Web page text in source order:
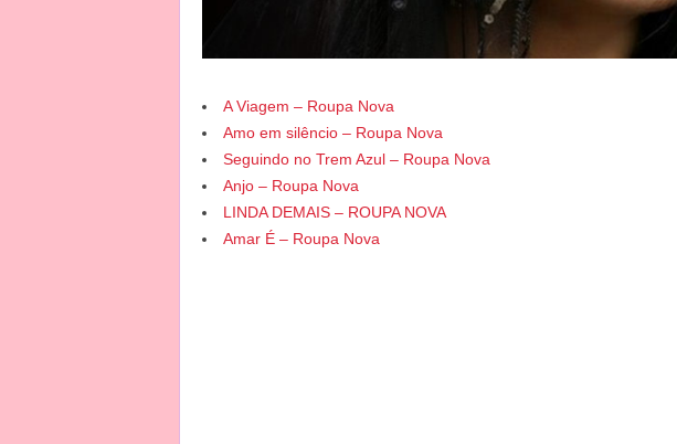
A Viagem – Roupa Nova
Amo em silêncio – Roupa Nova
Seguindo no Trem Azul – Roupa Nova
Anjo – Roupa Nova
LINDA DEMAIS – ROUPA NOVA
Amar É – Roupa Nova